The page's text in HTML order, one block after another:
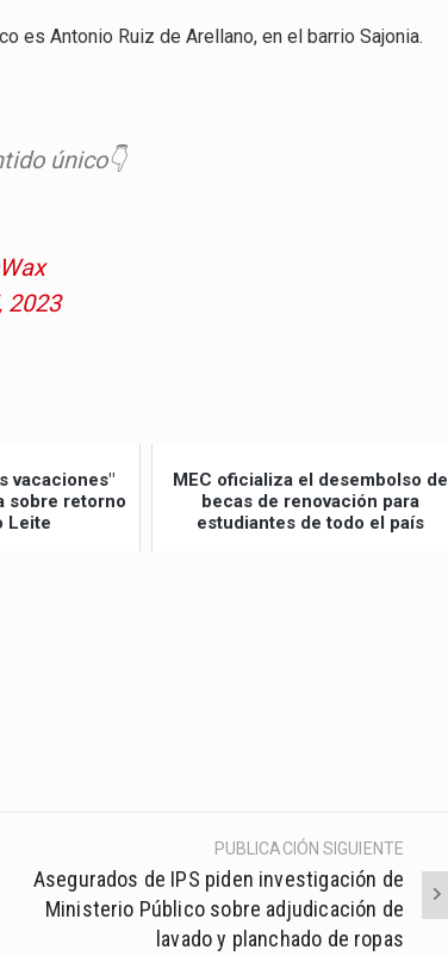
es Antonio Ruiz de Arellano, en el barrio Sajonia.
único👇
2023
vacaciones"
sobre retorno
Leite
MEC oficializa el desembolso de
becas de renovación para
estudiantes de todo el país
PUBLICACIÓN SIGUIENTE
Asegurados de IPS piden investigación de
Ministerio Público sobre adjudicación de
lavado y planchado de ropas